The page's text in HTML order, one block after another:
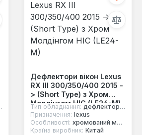
Дефлектори вікон Lexus
RX III 300/350/400 2015 -
> (Short Type) з Хром
Молдінгом HIC (LE24-M)
Тип обладнання: дефлектори вікон
Призначення: lexus
Особливості: хромований молдинг
Країна виробник: Китай